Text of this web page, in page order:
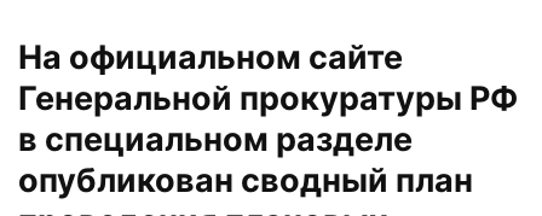
На официальном сайте
Генеральной прокуратуры РФ
в специальном разделе
опубликован сводный план